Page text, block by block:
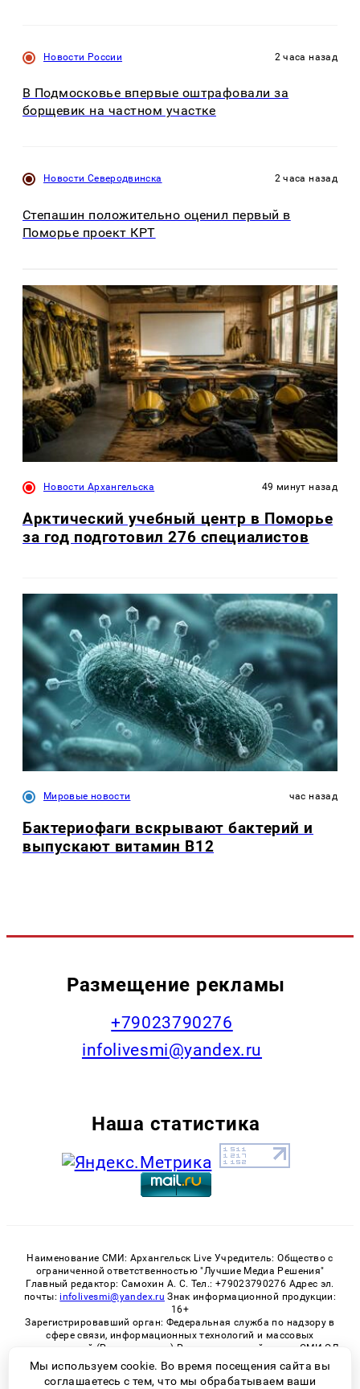
Новости России 2 часа назад
В Подмосковье впервые оштрафовали за
борщевик на частном участке
Новости Северодвинска 2 часа назад
Степашин положительно оценил первый в
Поморье проект КРТ
Новости Архангельска 49 минут назад
Арктический учебный центр в Поморье
за год подготовил 276 специалистов
Мировые новости час назад
Бактериофаги вскрывают бактерий и
выпускают витамин B12
Размещение рекламы
+79023790276
infolivesmi@yandex.ru
Наша статистика
Наименование СМИ: Архангельск Live Учредитель: Общество с
ограниченной ответственностью "Лучшие Медиа Решения"
Главный редактор: Самохин А. С. Тел.: +79023790276 Адрес эл.
почты: infolivesmi@yandex.ru Знак информационной продукции:
16+
Зарегистрировавший орган: Федеральная служба по надзору в
сфере связи, информационных технологий и массовых
коммуникаций (Роскомнадзор) Регистрационный номер СМИ ЭЛ
№ ФС 77 - 82533 от 21.01.2022
Мы используем cookie. Во время посещения сайта вы
соглашаетесь с тем, что мы обрабатываем ваши